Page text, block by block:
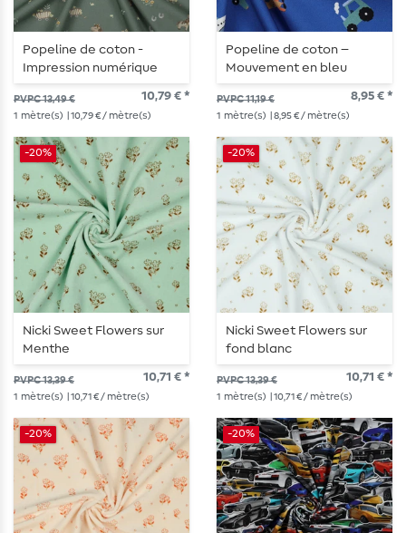
Popeline de coton -
Impression numérique
chevaux sur sauge verte
PVPC 13,49 € 10,79 € *
1 mètre(s) | 10,79 € / mètre(s)
Popeline de coton –
Mouvement en bleu
encre
PVPC 11,19 € 8,95 € *
1 mètre(s) | 8,95 € / mètre(s)
-20%
Nicki Sweet Flowers sur
Menthe
PVPC 13,39 € 10,71 € *
1 mètre(s) | 10,71 € / mètre(s)
-20%
Nicki Sweet Flowers sur
fond blanc
PVPC 13,39 € 10,71 € *
1 mètre(s) | 10,71 € / mètre(s)
-20% -20%